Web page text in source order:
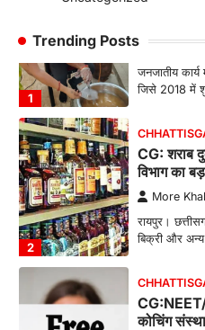
Trending Posts
1
More
जनजातीय
जिसे 2018 में
2
CG: शराब
विभाग का
More
रायपुर।
बिक्री और
कोचिंग